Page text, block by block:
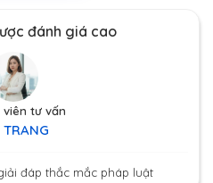
đánh giá cao
viên tư vấn
TRANG
đáp thắc mắc pháp luật